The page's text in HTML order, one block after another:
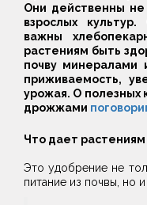
Они действенны не
взрослых
важны
растениям быть
почву минералами
приживаемость,
урожая. О полезных
дрожжами
Что дает
Это удобрение не
питание из почвы, но